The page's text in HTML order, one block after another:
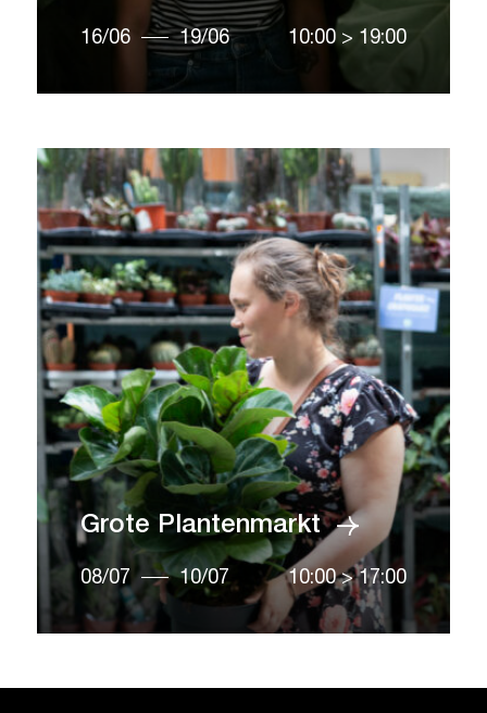
16/06 19/06 10:00 > 19:00
Grote Plantenmarkt
08/07 10/07 10:00 > 17:00